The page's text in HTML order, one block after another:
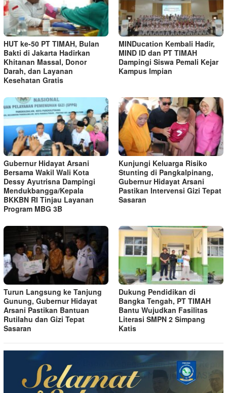
HUT ke-50 PT TIMAH, Bulan
Bakti di Jakarta Hadirkan
Khitanan Massal, Donor
Darah, dan Layanan
Kesehatan Gratis
MINDucation Kembali Hadir,
MIND ID dan PT TIMAH
Dampingi Siswa Pemali Kejar
Kampus Impian
Gubernur Hidayat Arsani
Bersama Wakil Wali Kota
Dessy Ayutrisna Dampingi
Mendukbangga/Kepala
BKKBN RI Tinjau Layanan
Program MBG 3B
Kunjungi Keluarga Risiko
Stunting di Pangkalpinang,
Gubernur Hidayat Arsani
Pastikan Intervensi Gizi Tepat
Sasaran
Turun Langsung ke Tanjung
Gunung, Gubernur Hidayat
Arsani Pastikan Bantuan
Rutilahu dan Gizi Tepat
Sasaran
Dukung Pendidikan di
Bangka Tengah, PT TIMAH
Bantu Wujudkan Fasilitas
Literasi SMPN 2 Simpang
Katis